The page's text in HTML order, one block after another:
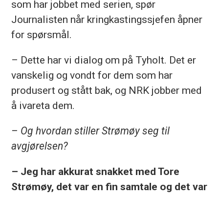
som har jobbet med serien, spør
Journalisten når kringkastingssjefen åpner
for spørsmål.
– Dette har vi dialog om på Tyholt. Det er
vanskelig og vondt for dem som har
produsert og stått bak, og NRK jobber med
å ivareta dem.
– Og hvordan stiller Strømøy seg til
avgjørelsen?
– Jeg har akkurat snakket med Tore
Strømøy, det var en fin samtale og det var